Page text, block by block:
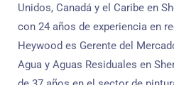
Unidos, Canadá y el Caribe en
con 24 años de experiencia en
Heywood es Gerente del
Agua y Aguas Residuales en